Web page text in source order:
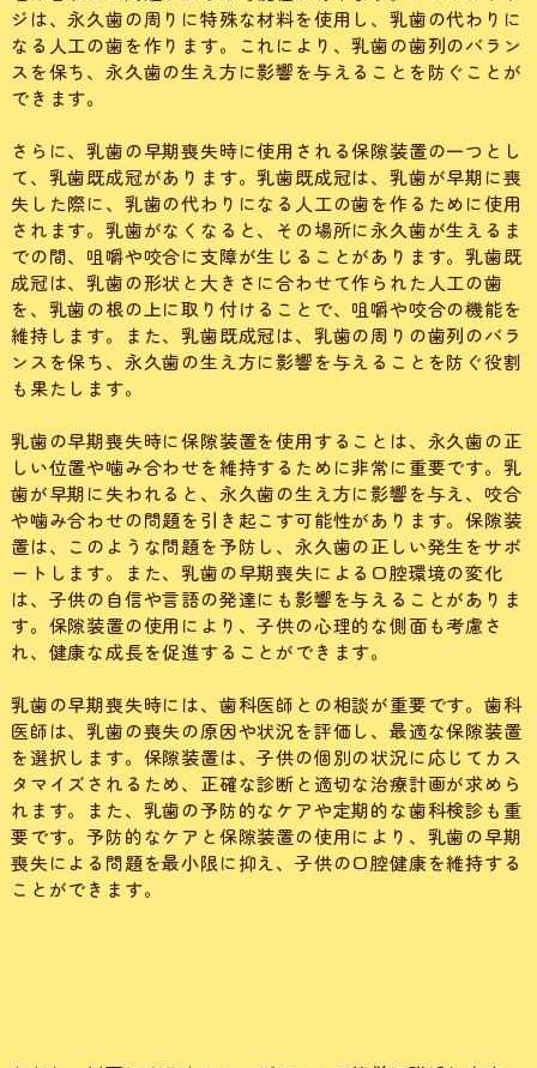
ジは、永久歯の周りに特殊な材料を使用し、乳歯の代わりに
なる人工の歯を作ります。これにより、乳歯の歯列のバラン
スを保ち、永久歯の生え方に影響を与えることを防ぐことが
できます。
さらに、乳歯の早期喪失時に使用される保隙装置の一つとし
て、乳歯既成冠があります。乳歯既成冠は、乳歯が早期に喪
失した際に、乳歯の代わりになる人工の歯を作るために使用
されます。乳歯がなくなると、その場所に永久歯が生えるま
での間、咀嚼や咬合に支障が生じることがあります。乳歯既
成冠は、乳歯の形状と大きさに合わせて作られた人工の歯
を、乳歯の根の上に取り付けることで、咀嚼や咬合の機能を
維持します。また、乳歯既成冠は、乳歯の周りの歯列のバラ
ンスを保ち、永久歯の生え方に影響を与えることを防ぐ役割
も果たします。
乳歯の早期喪失時に保隙装置を使用することは、永久歯の正
しい位置や噛み合わせを維持するために非常に重要です。乳
歯が早期に失われると、永久歯の生え方に影響を与え、咬合
や噛み合わせの問題を引き起こす可能性があります。保隙装
置は、このような問題を予防し、永久歯の正しい発生をサポ
ートします。また、乳歯の早期喪失による口腔環境の変化
は、子供の自信や言語の発達にも影響を与えることがありま
す。保隙装置の使用により、子供の心理的な側面も考慮さ
れ、健康な成長を促進することができます。
乳歯の早期喪失時には、歯科医師との相談が重要です。歯科
医師は、乳歯の喪失の原因や状況を評価し、最適な保隙装置
を選択します。保隙装置は、子供の個別の状況に応じてカス
タマイズされるため、正確な診断と適切な治療計画が求めら
れます。また、乳歯の予防的なケアや定期的な歯科検診も重
要です。予防的なケアと保隙装置の使用により、乳歯の早期
喪失による問題を最小限に抑え、子供の口腔健康を維持する
ことができます。